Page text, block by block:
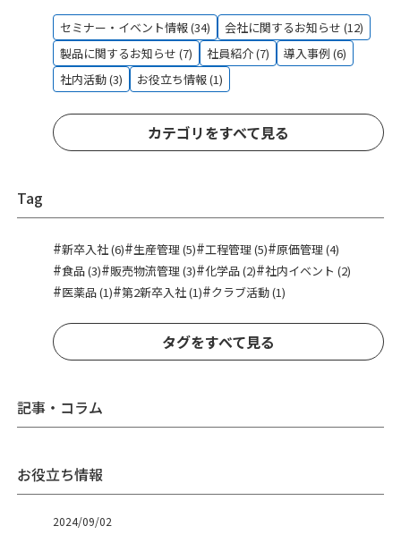
セミナー・イベント情報 (34)
会社に関するお知らせ (12)
製品に関するお知らせ (7)
社員紹介 (7)
導入事例 (6)
社内活動 (3)
お役立ち情報 (1)
カテゴリをすべて見る
Tag
#新卒入社 (6)#生産管理 (5)#工程管理 (5)#原価管理 (4)
#食品 (3)#販売物流管理 (3)#化学品 (2)#社内イベント (2)
#医薬品 (1)#第2新卒入社 (1)#クラブ活動 (1)
タグをすべて見る
記事・コラム
お役立ち情報
2024/09/02